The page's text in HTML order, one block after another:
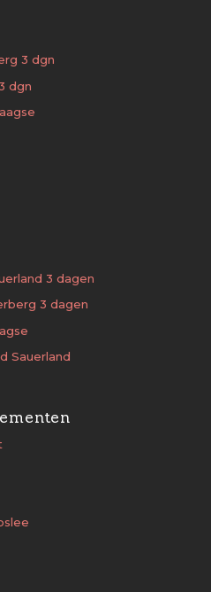
3 dgn
dgn
3 dagen
3 dagen
Sauerland